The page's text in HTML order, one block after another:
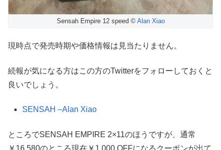
Sensah Empire 12 speed © Alan Xiao
現時点で発売時期や価格情報は見当たりません。
続報が気になる方はこの方のTwitterをフォローしておくと
良いでしょう。
SENSAH –Alan Xiao
ところでSENSAH EMPIRE 2×11のほうですが、通常
￥16,580のところ現在￥1,000 OFFになるクーポンが出て